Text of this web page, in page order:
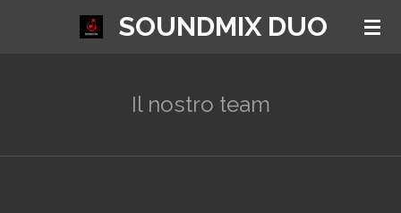
SOUNDMIX DUO
Il nostro team